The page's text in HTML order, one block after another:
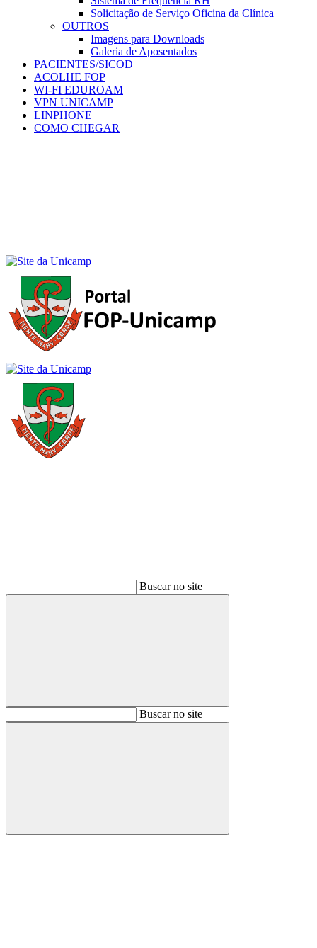
Solicitação de Serviço Oficina da Clínica
OUTROS
Imagens para Downloads
Galeria de Aposentados
PACIENTES/SICOD
ACOLHE FOP
WI-FI EDUROAM
VPN UNICAMP
LINPHONE
COMO CHEGAR
Buscar no site
BuscarBuscar no site
Buscar